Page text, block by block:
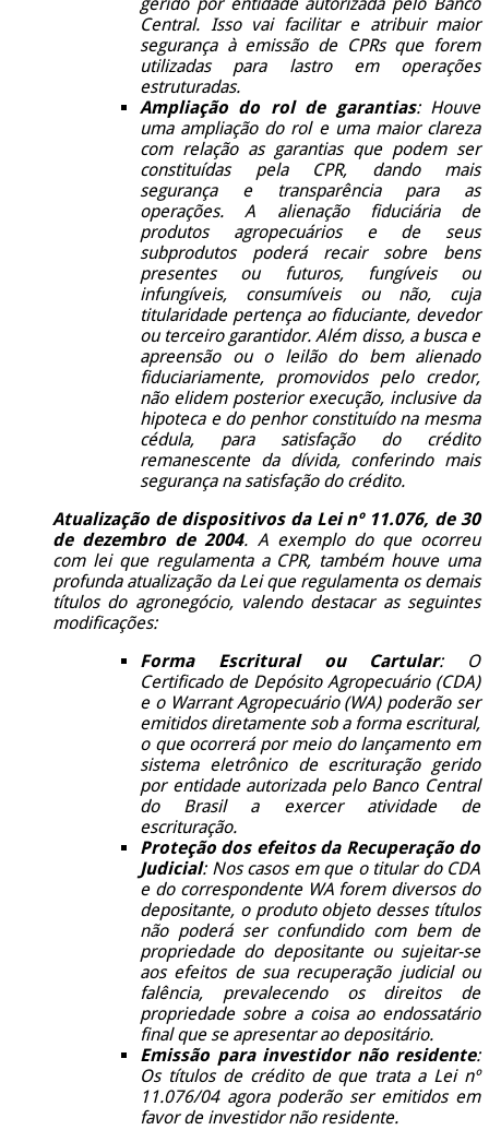
Central. Isso vai facilitar e atribuir maior
segurança à emissão de CPRs que forem
utilizadas para lastro em operações
estruturadas.
Ampliação do rol de garantias: Houve
uma ampliação do rol e uma maior clareza
com relação as garantias que podem ser
constituídas pela CPR, dando mais
segurança e transparência para as
operações. A alienação fiduciária de
produtos agropecuários e de seus
subprodutos poderá recair sobre bens
presentes ou futuros, fungíveis ou
infungíveis, consumíveis ou não, cuja
titularidade pertença ao fiduciante, devedor
ou terceiro garantidor. Além disso, a busca e
apreensão ou o leilão do bem alienado
fiduciariamente, promovidos pelo credor,
não elidem posterior execução, inclusive da
hipoteca e do penhor constituído na mesma
cédula, para satisfação do crédito
remanescente da dívida, conferindo mais
segurança na satisfação do crédito.
Atualização de dispositivos da Lei nº 11.076, de 30
de dezembro de 2004. A exemplo do que ocorreu
com lei que regulamenta a CPR, também houve uma
profunda atualização da Lei que regulamenta os demais
títulos do agronegócio, valendo destacar as seguintes
modificações:
Forma Escritural ou Cartular: O
Certificado de Depósito Agropecuário (CDA)
e o Warrant Agropecuário (WA) poderão ser
emitidos diretamente sob a forma escritural,
o que ocorrerá por meio do lançamento em
sistema eletrônico de escrituração gerido
por entidade autorizada pelo Banco Central
do Brasil a exercer atividade de
escrituração.
Proteção dos efeitos da Recuperação do
Judicial: Nos casos em que o titular do CDA
e do correspondente WA forem diversos do
depositante, o produto objeto desses títulos
não poderá ser confundido com bem de
propriedade do depositante ou sujeitar-se
aos efeitos de sua recuperação judicial ou
falência, prevalecendo os direitos de
propriedade sobre a coisa ao endossatário
final que se apresentar ao depositário.
Emissão para investidor não residente:
Os títulos de crédito de que trata a Lei nº
11.076/04 agora poderão ser emitidos em
favor de investidor não residente.